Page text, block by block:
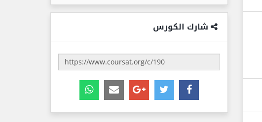
شارك الكورس